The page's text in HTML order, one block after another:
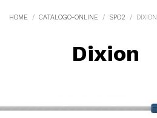
HOME CATALOGO-ONLINE SPO2 DIXION
Dixion